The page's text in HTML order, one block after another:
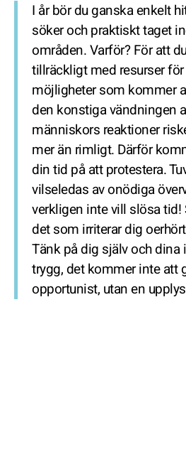
I år bör du ganska enkelt
söker och praktiskt taget
områden. Varför? För att
tillräckligt med resurser
möjligheter som kommer
den konstiga vändningen
människors reaktioner
mer än rimligt. Därför
din tid på att protestera.
vilseledas av onödiga
verkligen inte vill slösa tid!
det som irriterar dig
Tänk på dig själv och dina
trygg, det kommer inte att
opportunist, utan en